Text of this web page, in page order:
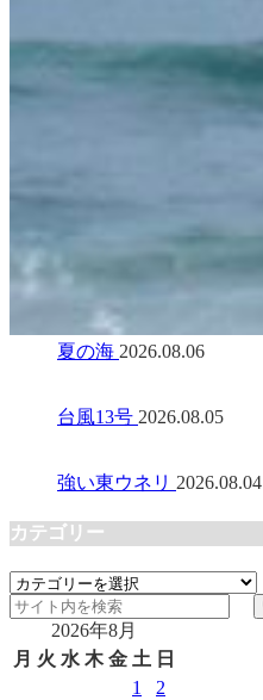
夏の海 2026.08.06
台風13号 2026.08.05
強い東ウネリ 2026.08.04
カテゴリー
カ
テ
リ
2026年8月
月 火 水 木 金 土 日
1
2